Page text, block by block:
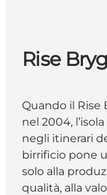
Rise
Quando il
nel 2004,
negli itinerari
birrificio pone
solo alla
qualità, alla